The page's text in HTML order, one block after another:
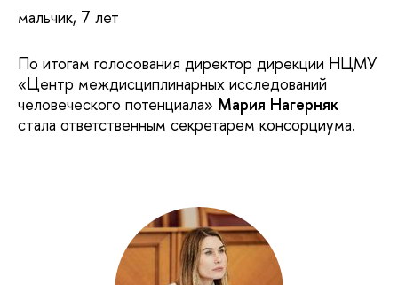
мальчик, 7 лет
По итогам голосования директор дирекции НЦМУ
«Центр междисциплинарных исследований
человеческого потенциала» Мария Нагерняк
стала ответственным секретарем консорциума.